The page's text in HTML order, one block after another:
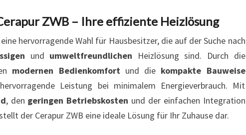
ZWB – Ihre effiziente Heizlösung
hervorragende Wahl für Hausbesitzer, die auf der Suche nach
und umweltfreundlichen Heizlösung sind. Durch die
modernen Bedienkomfortund die kompakte Bauweise
Leistung bei minimalem Energieverbrauch. Mit
, den geringen Betriebskosten und der einfachen Integration
der Cerapur ZWB eine ideale Lösung für Ihr Zuhause dar.